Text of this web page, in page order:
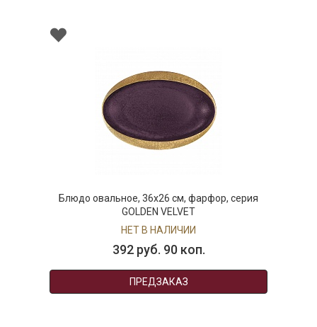
Блюдо овальное, 36х26 см, фарфор, серия
GOLDEN VELVET
НЕТ В НАЛИЧИИ
392 руб. 90 коп.
ПРЕДЗАКАЗ